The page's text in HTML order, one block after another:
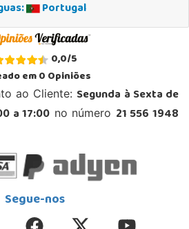
Portugal
0,0/5
em0Opiniões
ao Cliente: Segunda à Sexta de
a 17:00 no número 21 556 1948
Segue-nos